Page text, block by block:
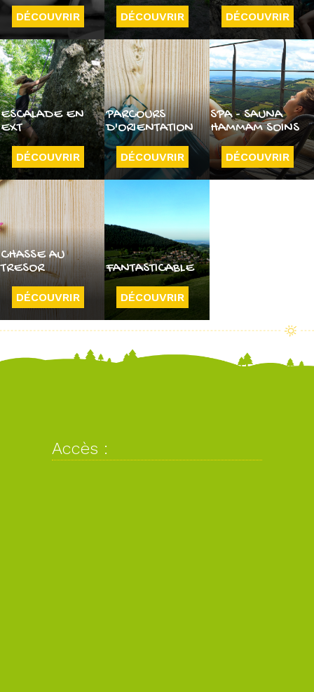
DÉCOUVRIR DÉCOUVRIR DÉCOUVRIR
ESCALADE EN
EXT
DÉCOUVRIR
PARCOURS
D'ORIENTATION
DÉCOUVRIR
SPA - SAUNA
HAMMAM SOINS
DÉCOUVRIR
CHASSE AU
TRESOR
DÉCOUVRIR
FANTASTICABLE
DÉCOUVRIR
Accès :